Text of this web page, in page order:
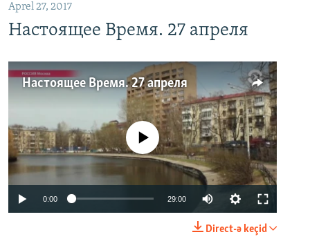
Aprel 27, 2017
Настоящее Время. 27 апреля
Настоящее Время. 27 апреля
No media source currently available
0:00 29:00
Direct-ə keçid